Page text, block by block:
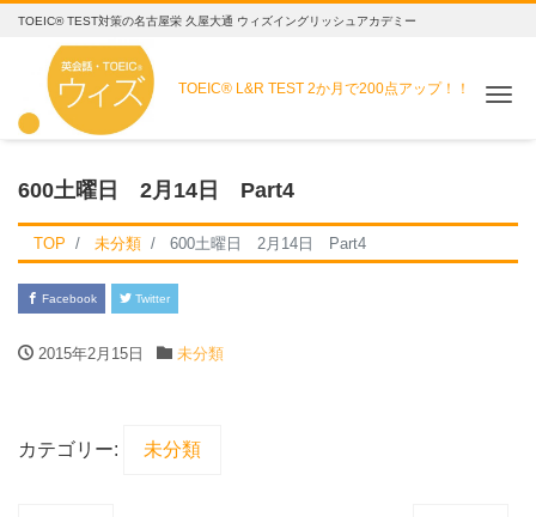
TOEIC® TEST対策の名古屋栄 久屋大通 ウィズイングリッシュアカデミー
TOEIC® L&R TEST2か月で200点アップ！！
600土曜日 2月14日 Part4
TOP 未分類 600土曜日 2月14日 Part4
Facebook Twitter
2015年2月15日 未分類
カテゴリー: 未分類